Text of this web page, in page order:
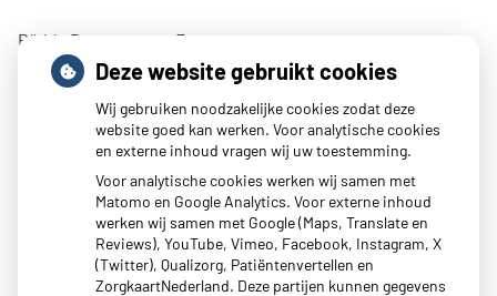
Rädda Barnenstraat 7
4695BJ Sint-Maartensdijk
0166 662400
info@mcpluimpot.nl
Moet ik naar de dokter?
Deze website gebruikt cookies
Wij gebruiken noodzakelijke cookies zodat deze
website goed kan werken. Voor analytische cookies
en externe inhoud vragen wij uw toestemming.
Voor analytische cookies werken wij samen met
Matomo en Google Analytics. Voor externe inhoud
werken wij samen met Google (Maps, Translate en
Reviews), YouTube, Vimeo, Facebook, Instagram, X
(Twitter), Qualizorg, Patiëntenvertellen en
ZorgkaartNederland. Deze partijen kunnen gegevens